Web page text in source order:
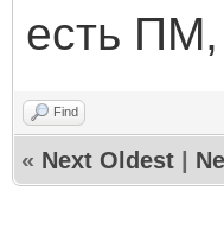
есть
Find
« Next Oldest